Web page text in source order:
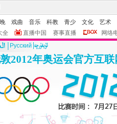
戏曲 音乐 科教 青少 文化
艺术
全 直播中国 赛事直播
网络
Pусский
2012年奥运会官方互